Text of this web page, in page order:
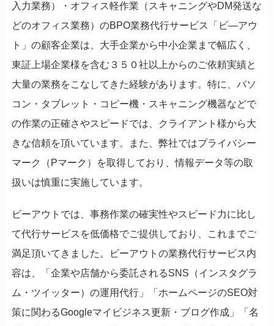
入力業務）・オフィス軽作業（スキャニングやDM発送な
どのオフィス業務）のBPO業務代行サービス「ビ―アウ
ト」の顧客企業は、大手企業から中小企業まで幅広く、
東証上場企業様を含む３５０社以上からのご依頼実績と
大量の業務をこなしてきた経験があります。特に、パソ
コン・タブレット・コピー機・スキャニング機器などで
の作業の正確さやスピードでは、クライアント様から大
きな信頼を頂いています。また、弊社ではプライバシー
マーク（Pマーク）を取得しており、情報データ等の取
扱いは慎重に実施しています。
ビーアウトでは、事務作業の確実性やスピード力に比し
て代行サービスを低価格でご提供しており、これまでご
満足頂いてきました。ビーアウトの業務代行サービス内
容は、「企業や店舗から委託されるSNS（インスタグラ
ム・ツイッター）の運用代行」「ホームページのSEO対
策に関わるGoogleマイビジネス更新・ブログ作成」「名